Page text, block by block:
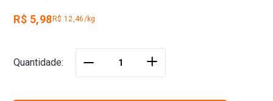
R$ 5,98 R$ 12,46/kg
Quantidade ＋